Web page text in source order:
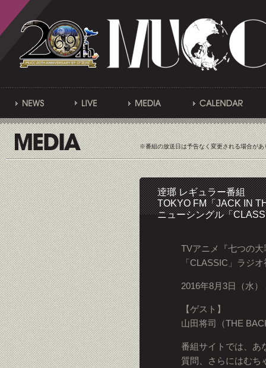
※番組の放送日は予告なく変更される場合が
逹瑯 レギュラー番組
TOKYO FM「JACK IN
ニューシングル「
TVアニメ『七つの
「CLASSIC」ラジ
2016年8月3日（水
【ゲスト】
山田将司（THE
番組サイトでは、あ
質問、さらにはむち